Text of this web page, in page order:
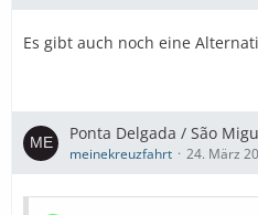
Es gibt auch noch eine
Ponta Delgada / São
meinekreuzfahrt 24. März